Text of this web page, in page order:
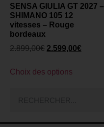
SENSA GIULIA GT 2027 –
SHIMANO 105 12
vitesses – Rouge
bordeaux
2.899,00€ 2.599,00€
Choix des options